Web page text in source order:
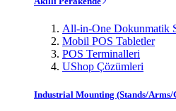
All-in-One Dokunmatik
Mobil POS Tabletler
POS Terminalleri
UShop Çözümleri
Industrial Mounting (Stands/Arms/